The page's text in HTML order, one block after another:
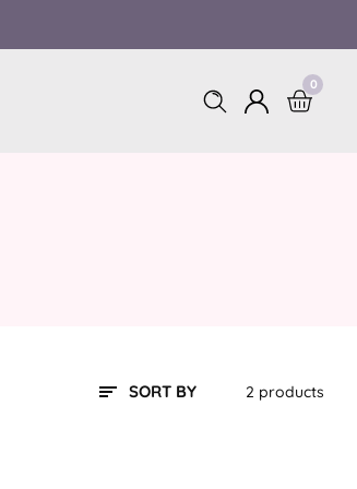
Log
0
0
items
SORT BY 2 products